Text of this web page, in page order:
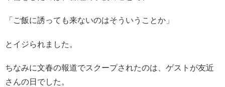
「ご飯に誘っても来ないのはそういうことか」
とイジられました。
ちなみに文春の報道でスクープされたのは、ゲストが友近
さんの日でした。